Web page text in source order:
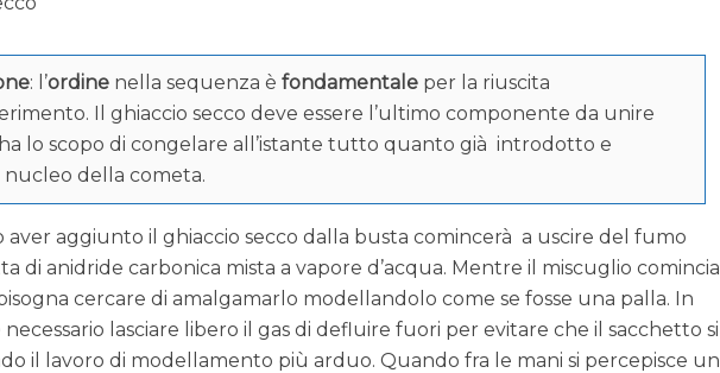
: l’ordine nella sequenza èfondamentale per la riuscita
Il ghiaccio secco deve essere l’ultimo componente da unire
lo scopo di congelare all’istante tutto quanto già introdotto e
nucleo della cometa.
aver aggiunto il ghiaccio secco dalla busta comincerà a uscire del fumo
di anidride carbonica mista a vapore d’acqua. Mentre il miscuglio comincia
cercare di amalgamarlo modellandolo come se fosse una palla. In
necessario lasciare libero il gas di defluire fuori per evitare che il sacchetto si
il lavoro di modellamento più arduo. Quando fra le mani si percepisce un